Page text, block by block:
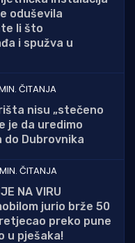
oduševila
li što
i spužva u
ČITANJA
nisu „stečeno
je da uredimo
do Dubrovnika
ČITANJA
NA VIRU
jurio brže 50
preko pune
u pješaka!